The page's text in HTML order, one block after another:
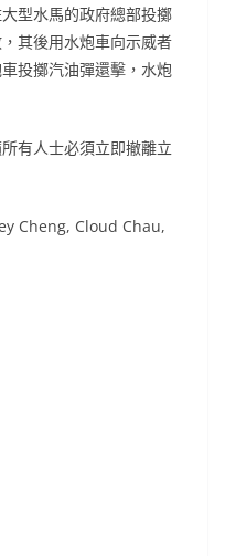
型水馬的政府總部投擲
其後用水炮車向示威者
投擲汽油彈還擊，水炮
有人士必須立即撤離立
Cheng, Cloud Chau,